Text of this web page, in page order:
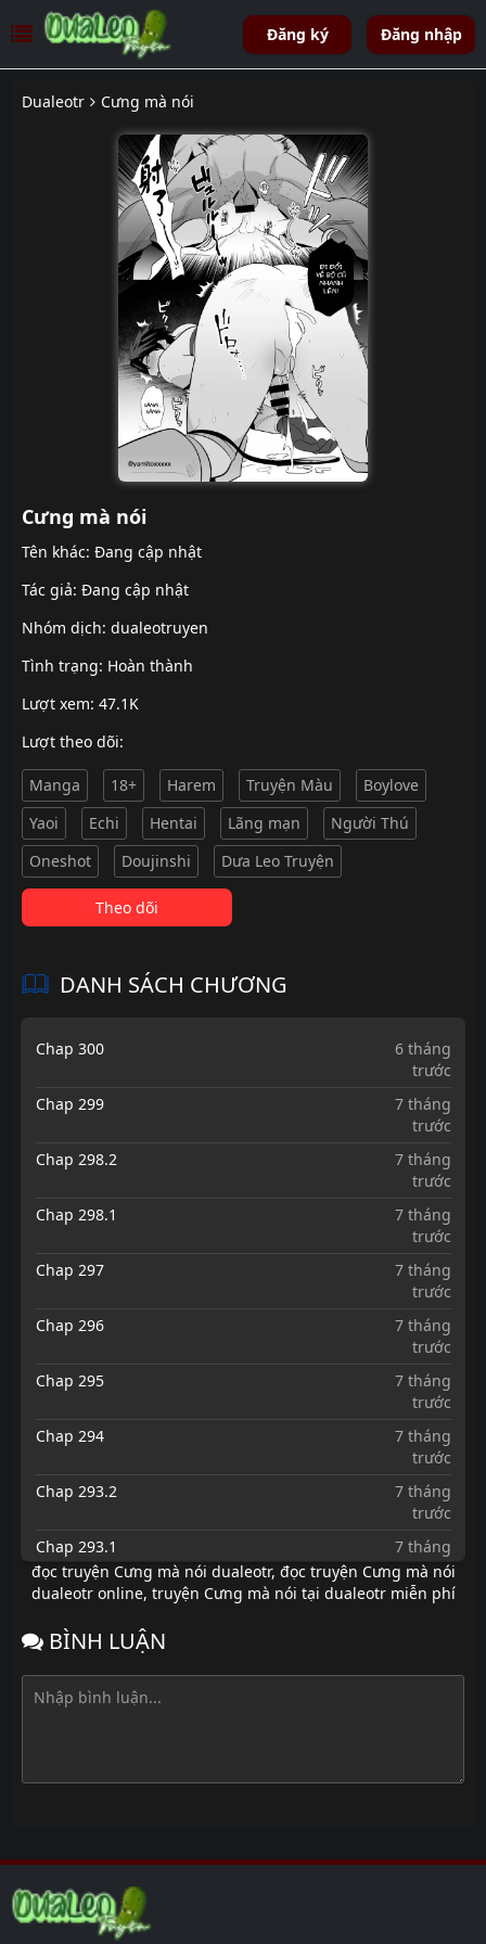
Đăng ký Đăng nhập
Dualeotr Cưng mà nói
Cưng mà nói
Tên khác: Đang cập nhật
Tác giả: Đang cập nhật
Nhóm dịch: dualeotruyen
Tình trạng: Hoàn thành
Lượt xem: 47.1K
Lượt theo dõi:
Manga 18+ Harem Truyện Màu
Boylove
Yaoi
Echi Hentai Lãng mạn
Người Thú
Oneshot
Doujinshi Dưa Leo Truyện
Theo dõi
DANH SÁCH CHƯƠNG
Chap 300
6 tháng
trước
Chap 299
7 tháng
trước
Chap 298.2
7 tháng
trước
Chap 298.1
7 tháng
trước
Chap 297
7 tháng
trước
Chap 296
7 tháng
trước
Chap 295
7 tháng
trước
Chap 294
7 tháng
trước
Chap 293.2
7 tháng
trước
Chap 293.1
7 tháng
trước
Chap 292
7 tháng
Chap 291
trước
Chap 290
trước
Chap 286
đọc truyện Cưng mà nói dualeotr, đọc truyện Cưng mà nói
dualeotr online, truyện Cưng mà nói tại dualeotr miễn phí
BÌNH LUẬN